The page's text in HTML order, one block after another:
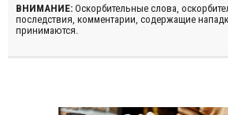
ВНИМАНИЕ: Оскорбительные слова,
последствия, комментарии, содержащие
принимаются.